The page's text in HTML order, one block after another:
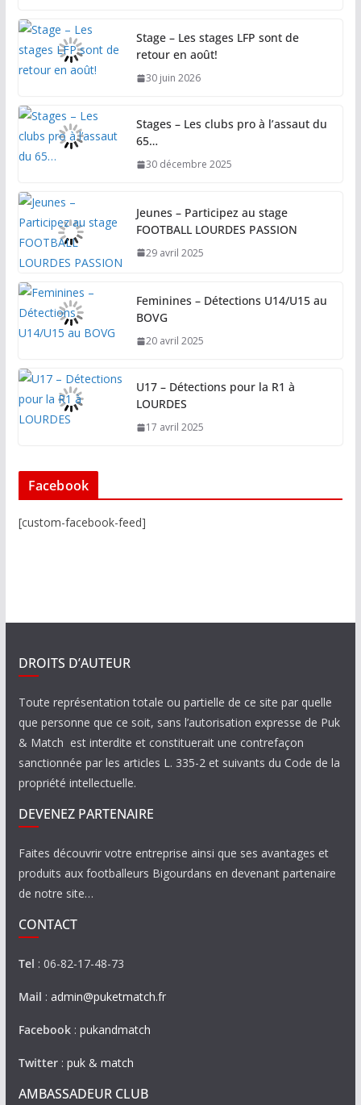
Stage – Les stages LFP sont de
retour en août!
30 juin 2026
Stages – Les clubs pro à l’assaut du
65…
30 décembre 2025
Jeunes – Participez au stage
FOOTBALL LOURDES PASSION
29 avril 2025
Feminines – Détections U14/U15 au
BOVG
20 avril 2025
U17 – Détections pour la R1 à
LOURDES
17 avril 2025
Facebook
[custom-facebook-feed]
DROITS D’AUTEUR
Toute représentation totale ou partielle de ce site par quelle
que personne que ce soit, sans l’autorisation expresse de Puk
& Match est interdite et constituerait une contrefaçon
sanctionnée par les articles L. 335-2 et suivants du Code de la
propriété intellectuelle.
DEVENEZ PARTENAIRE
Faites découvrir votre entreprise ainsi que ses avantages et
produits aux footballeurs Bigourdans en devenant partenaire
de notre site…
CONTACT
Tel : 06-82-17-48-73
Mail : admin@puketmatch.fr
Facebook: pukandmatch
Twitter: puk & match
AMBASSADEUR CLUB